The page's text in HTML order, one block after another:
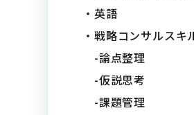
・英語
・戦略コンサルス
-論点整理
-仮説思考
-課題管理